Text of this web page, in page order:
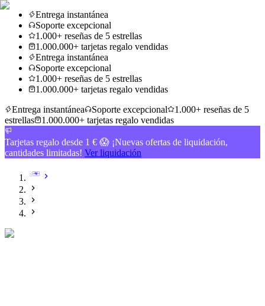
Entrega instantánea
Soporte excepcional
1.000+ reseñas de 5 estrellas
1.000.000+ tarjetas regalo vendidas
Entrega instantánea
Soporte excepcional
1.000+ reseñas de 5 estrellas
1.000.000+ tarjetas regalo vendidas
Entrega instantánea
Soporte excepcional
1.000+ reseñas de 5
estrellas
1.000.000+ tarjetas regalo vendidas
Tarjetas regalo desde 1 € 😱 ¡Nuevas ofertas de liquidación,
cantidades limitadas! Ver liquidación